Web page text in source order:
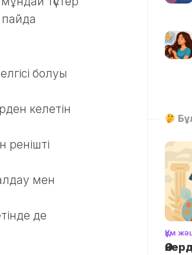
пайда
болуы
келетін
ренішті
мен
де
Құм